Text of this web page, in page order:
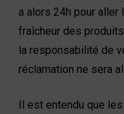
a alors 24h pour aller
fraîcheur des
la responsabilité de
réclamation ne sera
Il est entendu que